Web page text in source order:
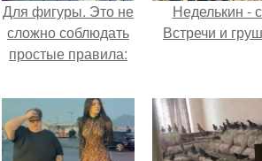
Для фигуры. Это не
сложно соблюдать
простые правила:
Неделькин -
Встречи и